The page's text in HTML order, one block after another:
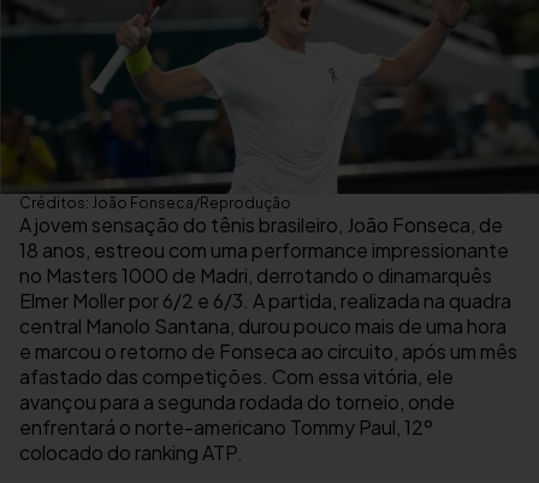
Créditos: João Fonseca/Reprodução
A jovem sensação do tênis brasileiro, João Fonseca, de
18 anos, estreou com uma performance impressionante
no Masters 1000 de Madri, derrotando o dinamarquês
Elmer Moller por 6/2 e 6/3. A partida, realizada na quadra
central Manolo Santana, durou pouco mais de uma hora
e marcou o retorno de Fonseca ao circuito, após um mês
afastado das competições. Com essa vitória, ele
avançou para a segunda rodada do torneio, onde
enfrentará o norte-americano Tommy Paul, 12º
colocado do ranking ATP.